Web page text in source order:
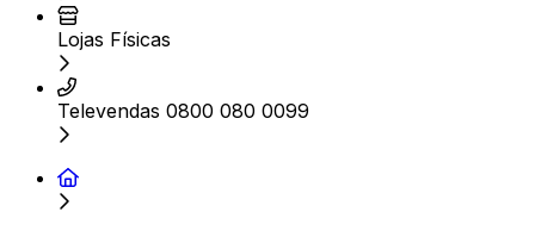
Lojas Físicas
Televendas 0800 080 0099